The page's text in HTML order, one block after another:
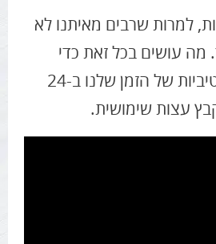
רק 24 שעות, למרות שרבים מאיתנו לא
מה עושים בכל זאת כדי
למקסם את האפקטיביות של הזמן שלנו ב-24
עצות שימושית.